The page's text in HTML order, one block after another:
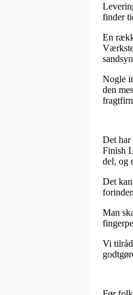
finder
En
Nogle
den
Det har
Finish
del, og
Det
Man
Vi